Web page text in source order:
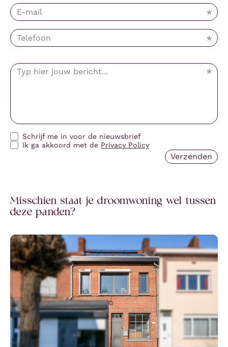
Schrijf me in voor de nieuwsbrief
Ik ga akkoord met de Privacy Policy
Misschien staat je droomwoning wel tussen
deze panden?